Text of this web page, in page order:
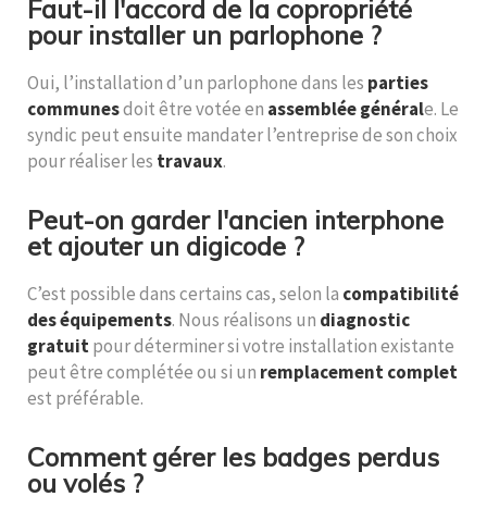
Faut-il l'accord de la copropriété
pour installer un parlophone ?
Oui, l’installation d’un parlophone dans les parties
communesdoit être votée en assemblée générale. Le
syndic peut ensuite mandater l’entreprise de son choix
pour réaliser les travaux.
Peut-on garder l'ancien interphone
et ajouter un digicode ?
C’est possible dans certains cas, selon la compatibilité
des équipements. Nous réalisons un diagnostic
gratuitpour déterminer si votre installation existante
peut être complétée ou si un remplacement complet
est préférable.
Comment gérer les badges perdus
ou volés ?